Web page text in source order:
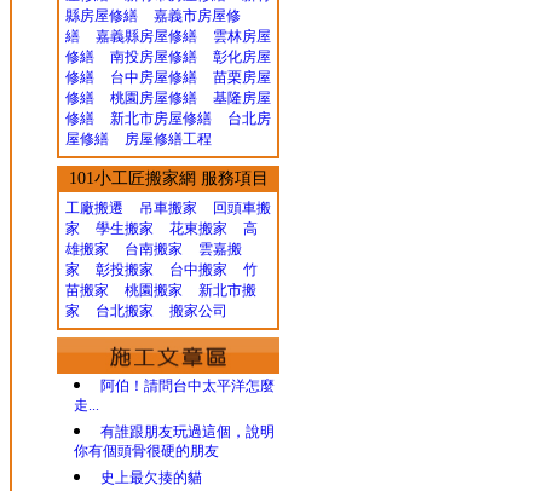
縣房屋修繕
嘉義市房屋修
繕
嘉義縣房屋修繕
雲林房屋
修繕
南投房屋修繕
彰化房屋
修繕
台中房屋修繕
苗栗房屋
修繕
桃園房屋修繕
基隆房屋
修繕
新北市房屋修繕
台北房
屋修繕
房屋修繕工程
101小工匠搬家網 服務項目
工廠搬遷 吊車搬家
回頭車搬
家
學生搬家 花東搬家
高
雄搬家
台南搬家
雲嘉搬
家
彰投搬家 台中搬家
竹
苗搬家
桃園搬家
新北市搬
家
台北搬家 搬家公司
阿伯！請問台中太平洋怎麼
走...
有誰跟朋友玩過這個，說明
你有個頭骨很硬的朋友
史上最欠揍的貓